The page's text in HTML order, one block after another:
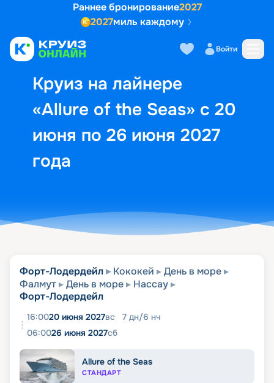
Раннее бронирование2027
2027миль каждому
Войти
Круиз на лайнере
«Allure of the Seas» с 20
июня по 26 июня 2027
года
Выбор кают Маршрут и
Форт-Лодердейл Кококей
День в море
Фалмут
День в море
Нассау
Форт-Лодердейл
16:0020 июня 2027вс 7 дн/6 нч
06:0026 июня 2027сб
Allure of the Seas
СТАНДАРТ